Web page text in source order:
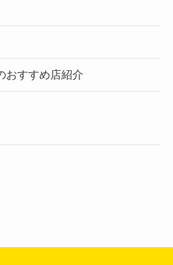
おすすめ店紹介